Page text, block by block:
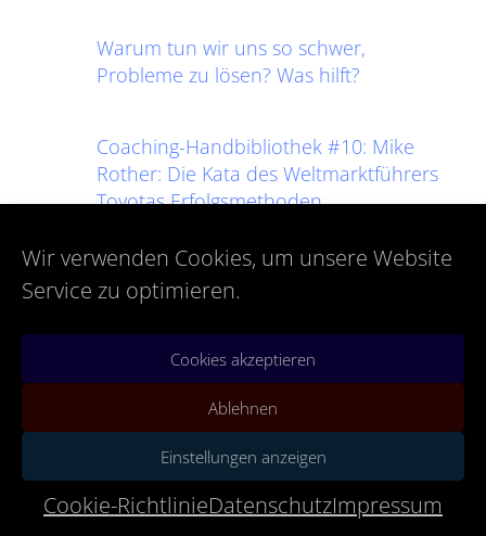
Wir verwenden Cookies, um unsere Website
Service zu optimieren.
Cookies akzeptieren
Ablehnen
Einstellungen anzeigen
Cookie-RichtlinieDatenschutzImpressum
Warum tun wir uns so schwer,
Probleme zu lösen? Was hilft?
Coaching-Handbibliothek #10: Mike
Rother: Die Kata des Weltmarktführers
Toyotas Erfolgsmethoden
Coaching-Handbibliothek #9: Jeff
Patton: User Story Mapping
Dies ist ein gutes Buch #13: Sylvain
Landry: Bringing Scientific Thinking to
LifeThis is a good book #13: Sylvain
Landry: Bringing Scientific Thinking to Life
Coaching-Handbibliothek #8:
Workplace Management von Taiichi